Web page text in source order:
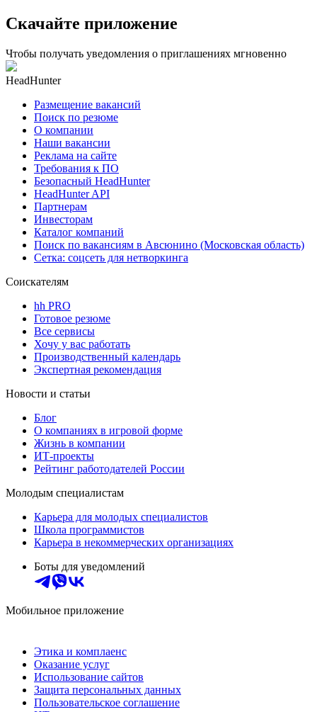
Скачайте приложение
Чтобы получать уведомления о приглашениях мгновенно
HeadHunter
Размещение вакансий
Поиск по резюме
О компании
Наши вакансии
Реклама на сайте
Требования к ПО
Безопасный HeadHunter
HeadHunter API
Партнерам
Инвесторам
Каталог компаний
Поиск по вакансиям в Авсюнино (Московская область)
Сетка: соцсеть для нетворкинга
Соискателям
hh PRO
Готовое резюме
Все сервисы
Хочу у вас работать
Производственный календарь
Экспертная рекомендация
Новости и статьи
Блог
О компаниях в игровой форме
Жизнь в компании
ИТ-проекты
Рейтинг работодателей России
Молодым специалистам
Карьера для молодых специалистов
Школа программистов
Карьера в некоммерческих организациях
Боты для уведомлений
Мобильное приложение
Этика и комплаенс
Оказание услуг
Использование сайтов
Защита персональных данных
Пользовательское соглашение